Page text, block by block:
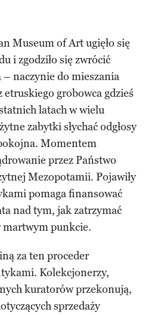
Museum of Art ugięło się
i zgodziło się zwrócić
naczynie do mieszania
grobowca gdzieś
latach w wielu
zabytki słychać odgłosy
Momentem
przez Państwo
Mezopotamii. Pojawiły
pomaga finansować
nad tym, jak zatrzymać
martwym punkcie.
za ten proceder
Kolekcjonerzy,
kuratorów przekonują,
sprzedaży